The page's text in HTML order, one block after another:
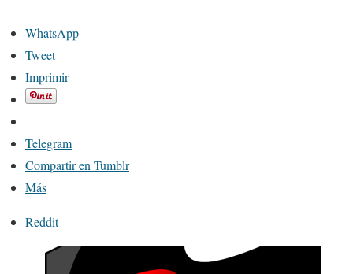
WhatsApp
Tweet
Imprimir
Telegram
Compartir en Tumblr
Más
Reddit